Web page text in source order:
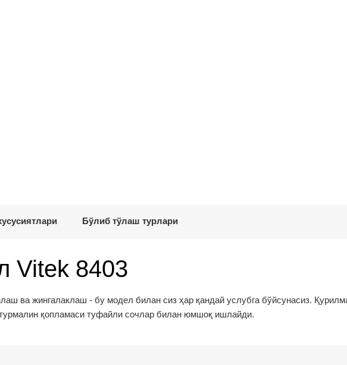
Бўлиб тўлаш турлари
Vitek 8403
ва жингалаклаш - бу модел билан сиз ҳар қандай услубга бўйсунасиз.
турмалин қопламаси туфайли сочлар билан юмшоқ ишлайди.